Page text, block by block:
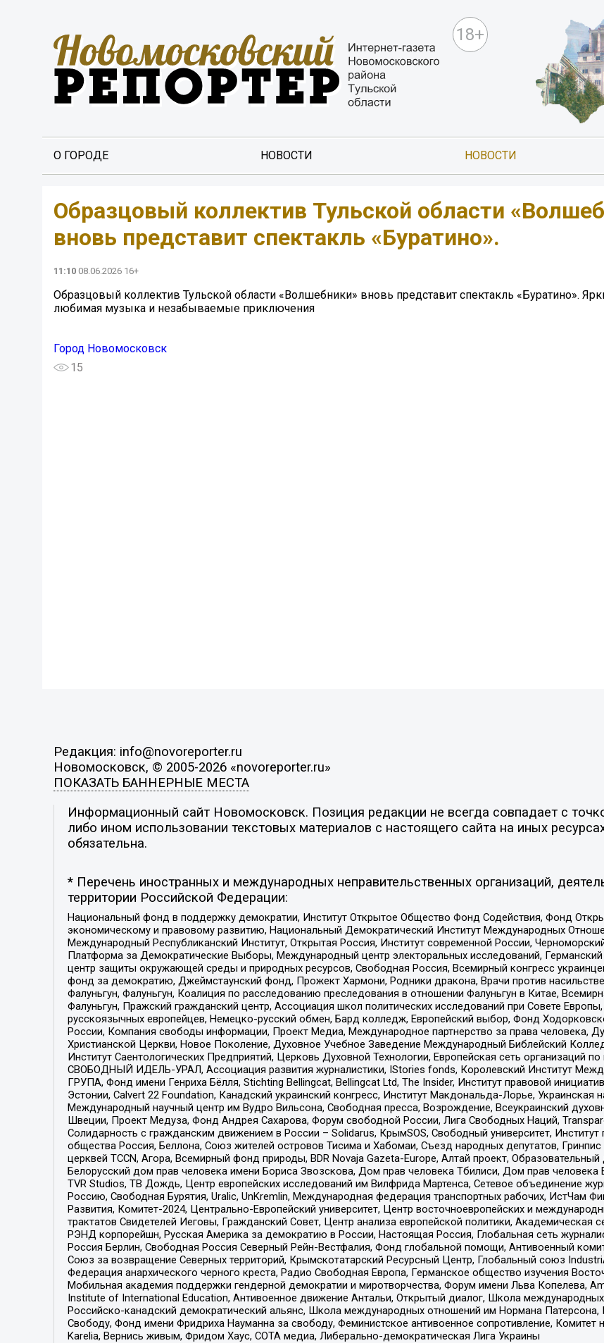
18+
О ГОРОДЕ НОВОСТИ НОВОСТИ
Образцовый коллектив Тульской области
вновь представит спектакль «Буратино».
11:10 08.06.2026 16+
Образцовый коллектив Тульской области «Волшебники» вновь представит спектакль «Буратино».
любимая музыка и незабываемые приключения
Город Новомосковск
15
Редакция: info@novoreporter.ru
Новомосковск, © 2005-2026 «novoreporter.ru»
ПОКАЗАТЬ БАННЕРНЫЕ МЕСТА
Информационный сайт Новомосковск. Позиция редакции не всегда совпадает с
либо ином использовании текстовых материалов с настоящего сайта на иных
обязательна.
* Перечень иностранных и международных неправительственных организаций,
территории Российской Федерации:
Национальный фонд в поддержку демократии, Институт Открытое Общество Фонд Содействия, Фонд
экономическому и правовому развитию, Национальный Демократический Институт Международных
Международный Республиканский Институт, Открытая Россия, Институт современной России,
Платформа за Демократические Выборы, Международный центр электоральных исследований,
центр защиты окружающей среды и природных ресурсов, Свободная Россия, Всемирный конгресс
фонд за демократию, Джеймстаунский фонд, Прожект Хармони, Родники дракона, Врачи против
Фалуньгун, Фалуньгун, Коалиция по расследованию преследования в отношении Фалуньгун в Китае,
Фалуньгун, Пражский гражданский центр, Ассоциация школ политических исследований при Совете
русскоязычных европейцев, Немецко-русский обмен, Бард колледж, Европейский выбор, Фонд
России, Компания свободы информации, Проект Медиа, Международное партнерство за права человека,
Христианской Церкви, Новое Поколение, Духовное Учебное Заведение Международный Библейский
Институт Саентологических Предприятий, Церковь Духовной Технологии, Европейская сеть организаций
СВОБОДНЫЙ ИДЕЛЬ-УРАЛ, Ассоциация развития журналистики, IStories fonds, Королевский Институт
ГРУПА, Фонд имени Генриха Бёлля, Stichting Bellingcat, Bellingcat Ltd, The Insider, Институт правовой
Эстонии, Calvert 22 Foundation, Канадский украинский конгресс, Институт Макдональда-Лорье,
Международный научный центр им Вудро Вильсона, Свободная пресса, Возрождение, Всеукраинский
Швеции, Проект Медуза, Фонд Андрея Сахарова, Форум свободной России, Лига Свободных Наций,
Солидарность с гражданским движением в России – Solidarus, КрымSOS, Свободный университет, Институт
общества Россия, Беллона, Союз жителей островов Тисима и Хабомаи, Съезд народных депутатов,
церквей TCCN, Агора, Всемирный фонд природы, BDR Novaja Gazeta-Europe, Алтай проект,
Белорусский дом прав человека имени Бориса Звозскова, Дом прав человека Тбилиси, Дом прав
TVR Studios, ТВ Дождь, Центр европейских исследований им Вилфрида Мартенса, Сетевое объединение
Россию, Свободная Бурятия, Uralic, UnKremlin, Международная федерация транспортных рабочих, ИстЧам
Развития, Комитет-2024, Центрально-Европейский университет, Центр восточноевропейских и
трактатов Свидетелей Иеговы, Гражданский Совет, Центр анализа европейской политики, Академическая
РЭНД корпорейшн, Русская Америка за демократию в России, Настоящая Россия, Глобальная сеть
Россия Берлин, Свободная Россия Северный Рейн-Вестфалия, Фонд глобальной помощи, Антивоенный
Союз за возвращение Северных территорий, Крымскотатарский Ресурсный Центр, Глобальный союз
Федерация анархического черного креста, Радио Свободная Европа, Германское общество изучения
Мобильная академия поддержки гендерной демократии и миротворчества, Форум имени Льва Копелева,
Institute of International Education, Антивоенное движение Антальи, Открытый диалог, Школа
Российско-канадский демократический альянс, Школа международных отношений им Нормана
Свободу, Фонд имени Фридриха Науманна за свободу, Феминистское антивоенное сопротивление,
Karelia, Вернись живым, Фридом Хаус, СОТА медиа, Либерально-демократическая Лига Украины